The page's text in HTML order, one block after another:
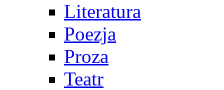
Literatura
Poezja
Proza
Teatr